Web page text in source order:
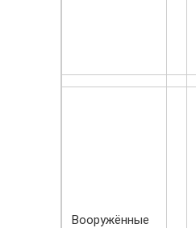
Вооружённые